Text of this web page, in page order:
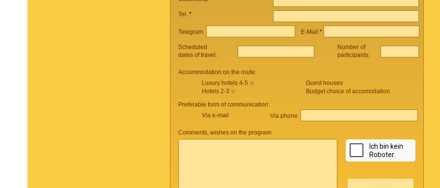
Tel. *
Telegram E-Mail *
Scheduled
dates of travel:
Number of
participants:
Accommodation on the route:
Luxury hotels 4-5 ☆
Hotels 2-3 ☆
Guest houses
Budget choice of accomodation
Preferable form of communication:
Via e-mail
Via phone
Comments, wishes on the program: